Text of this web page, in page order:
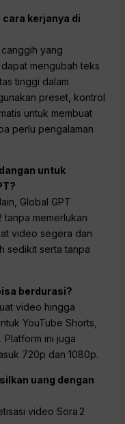
cara kerjanya di
yang
mengubah teks
tinggi dalam
preset, kontrol
untuk membuat
perlu pengalaman
untuk
Global GPT
memerlukan
video segera dan
sedikit serta tanpa
berdurasi?
video hingga
YouTube Shorts,
Platform ini juga
720p dan 1080p.
uang dengan
video Sora 2